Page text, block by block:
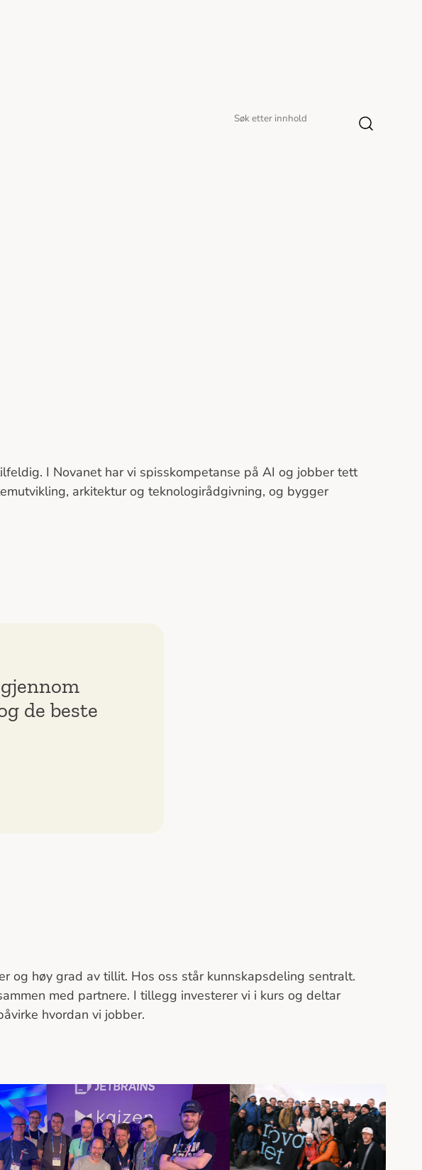
Søk
Søk
I Novanet har vi spisskompetanse på AI og jobber tett
arkitektur og teknologirådgivning, og bygger
de beste
og høy grad av tillit. Hos oss står kunnskapsdeling sentralt.
med partnere. I tillegg investerer vi i kurs og deltar
hvordan vi jobber.